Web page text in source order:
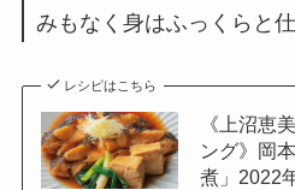
みもなく身はふっくらと
レシピはこちら
《上沼恵
ング》岡
煮」2022